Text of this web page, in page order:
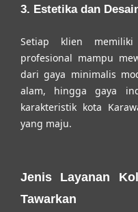
3. Estetika dan
Setiap klien
profesional mampu
dari gaya minimalis
alam, hingga gaya
karakteristik kota
yang maju.
Jenis Layanan
Tawarkan